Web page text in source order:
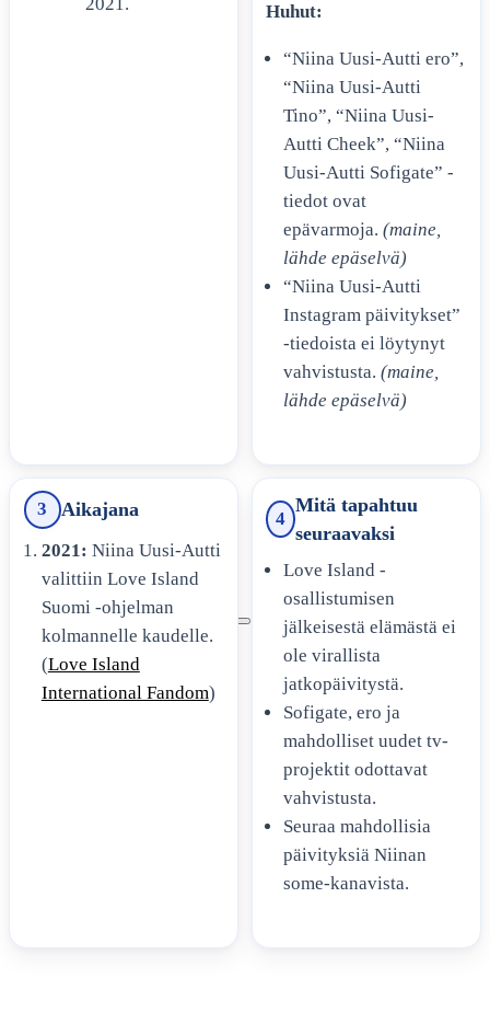
Huhut:
“Niina Uusi-Autti ero”,
“Niina Uusi-Autti
Tino”, “Niina Uusi-
Autti Cheek”, “Niina
Uusi-Autti Sofigate” -
tiedot ovat
epävarmoja.(maine,
lähde epäselvä)
“Niina Uusi-Autti
Instagram päivitykset”
-tiedoista ei löytynyt
vahvistusta.(maine,
lähde epäselvä)
3 Aikajana
2021: Niina Uusi-Autti
valittiin Love Island
Suomi -ohjelman
kolmannelle kaudelle.
(Love Island
International Fandom)
4
Mitä tapahtuu
seuraavaksi
Love Island -
osallistumisen
jälkeisestä elämästä ei
ole virallista
jatkopäivitystä.
Sofigate, ero ja
mahdolliset uudet tv-
projektit odottavat
vahvistusta.
Seuraa mahdollisia
päivityksiä Niinan
some-kanavista.